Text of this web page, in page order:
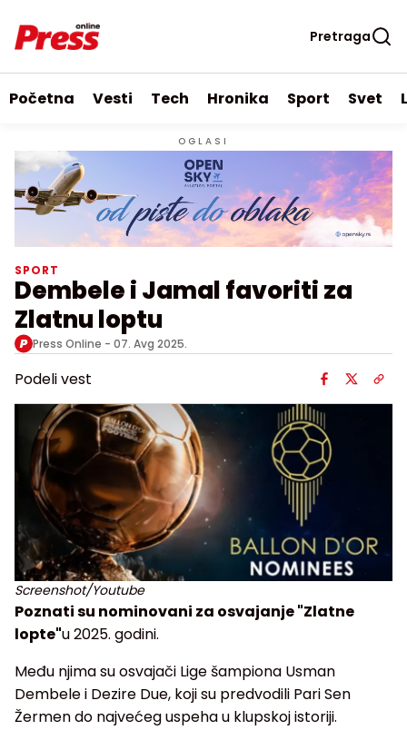
Pretraga
Početna Vesti Tech Hronika Sport Svet
OGLASI
SPORT
Dembele i Jamal favoriti za
Zlatnu loptu
Press Online - 07. Avg 2025.
Podeli vest
Screenshot/Youtube
Poznati su nominovani za osvajanje "Zlatne
lopte"u 2025. godini.
Među njima su osvajači Lige šampiona Usman
Dembele i Dezire Due, koji su predvodili Pari Sen
Žermen do najvećeg uspeha u klupskoj istoriji.